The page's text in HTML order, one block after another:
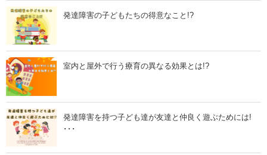
発達障害の子どもたちの得意なこと!?
室内と屋外で行う療育の異なる効果とは!?
発達障害を持つ子ども達が友達と仲良く遊ぶためには!
･･･